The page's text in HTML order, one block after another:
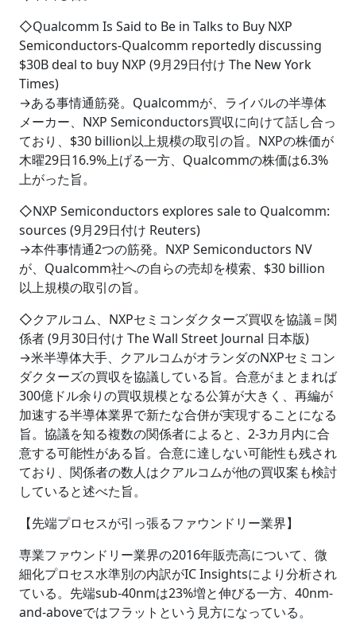
◇Qualcomm Is Said to Be in Talks to Buy NXP
Semiconductors-Qualcomm reportedly discussing
$30B deal to buy NXP (9月29日付け The New York
Times)
→ある事情通筋発。Qualcommが、ライバルの半導体
メーカー、NXP Semiconductors買収に向けて話し合っ
ており、$30 billion以上規模の取引の旨。NXPの株価が
木曜29日16.9%上げる一方、Qualcommの株価は6.3%
上がった旨。
◇NXP Semiconductors explores sale to Qualcomm:
sources (9月29日付け Reuters)
→本件事情通2つの筋発。NXP Semiconductors NV
が、Qualcomm社への自らの売却を模索、$30 billion
以上規模の取引の旨。
◇クアルコム、NXPセミコンダクターズ買収を協議＝関
係者 (9月30日付け The Wall Street Journal 日本版)
→米半導体大手、クアルコムがオランダのNXPセミコン
ダクターズの買収を協議している旨。合意がまとまれば
300億ドル余りの買収規模となる公算が大きく、再編が
加速する半導体業界で新たな合併が実現することになる
旨。協議を知る複数の関係者によると、2-3カ月内に合
意する可能性がある旨。合意に達しない可能性も残され
ており、関係者の数人はクアルコムが他の買収案も検討
していると述べた旨。
【先端プロセスが引っ張るファウンドリー業界】
専業ファウンドリー業界の2016年販売高について、微
細化プロセス水準別の内訳がIC Insightsにより分析され
ている。先端sub-40nmは23%増と伸びる一方、40nm-
and-aboveではフラットという見方になっている。